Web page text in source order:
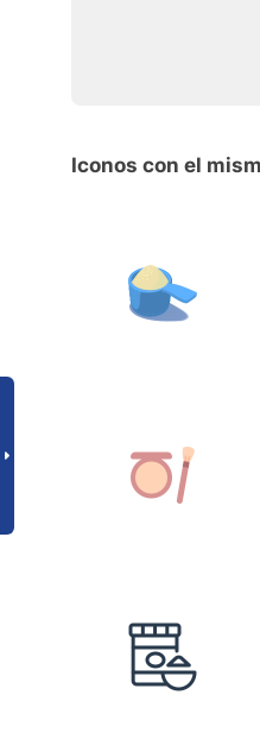
Iconos con el